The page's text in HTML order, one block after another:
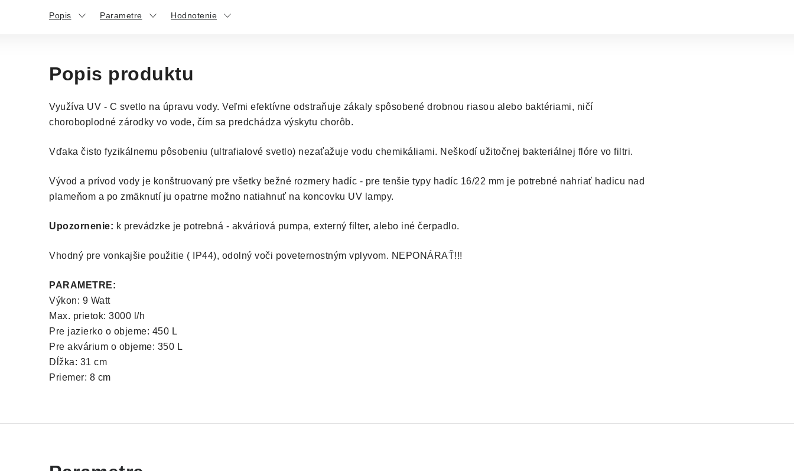
Popis Parametre Hodnotenie
Popis produktu
Využíva UV - C svetlo na úpravu vody. Veľmi efektívne odstraňuje zákaly spôsobené drobnou riasou alebo baktériami, ničí
choroboplodné zárodky vo vode, čím sa predchádza výskytu chorôb.
Vďaka čisto fyzikálnemu pôsobeniu (ultrafialové svetlo) nezaťažuje vodu chemikáliami. Neškodí užitočnej bakteriálnej flóre vo filtri.
Vývod a prívod vody je konštruovaný pre všetky bežné rozmery hadíc - pre tenšie typy hadíc 16/22 mm je potrebné nahriať hadicu nad
plameňom a po zmäknutí ju opatrne možno natiahnuť na koncovku UV lampy.
Upozornenie: k prevádzke je potrebná - akváriová pumpa, externý filter, alebo iné čerpadlo.
Vhodný pre vonkajšie použitie ( IP44), odolný voči poveternostným vplyvom. NEPONÁRAŤ!!!
PARAMETRE:
Výkon: 9 Watt
Max. prietok: 3000 l/h
Pre jazierko o objeme: 450 L
Pre akvárium o objeme: 350 L
Dĺžka: 31 cm
Priemer: 8 cm